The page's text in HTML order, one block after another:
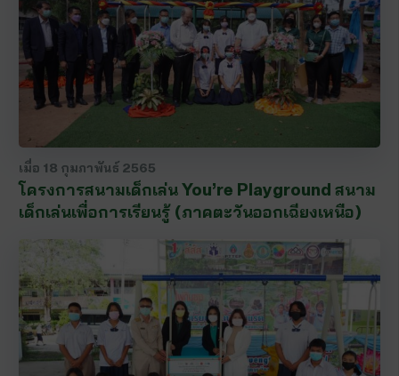
เมื่อ 18 กุมภาพันธ์ 2565
โครงการสนามเด็กเล่น You’re Playground สนาม
เด็กเล่นเพื่อการเรียนรู้ (ภาคตะวันออกเฉียงเหนือ)